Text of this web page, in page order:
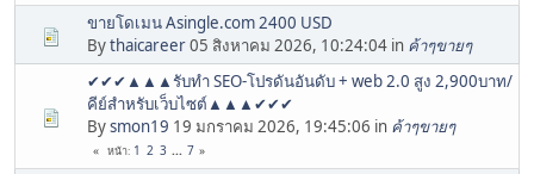
ขายโดเมน Asingle.com 2400 USD
Bythaicareer05 สิงหาคม 2026, 10:24:04 in ค้าๆขายๆ
✔✔✔▲▲▲รับทำ SEO-โปรดันอันดับ + web 2.0 สูง 2,900บาท/
คีย์สำหรับเว็บไซต์▲▲▲✔✔✔
Bysmon19 19 มกราคม 2026, 19:45:06 in ค้าๆขายๆ
หน้า 1 2 3 ... 7